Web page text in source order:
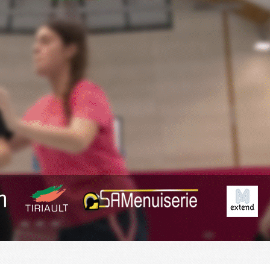
Exporter les lignes sélectionnées
Exporter toutes les colonnes
Exporter uniquement les colonnes affichées
Fil Info
Anciennes News
?>
Images de la page d'accueil
Cliquez pour éditer